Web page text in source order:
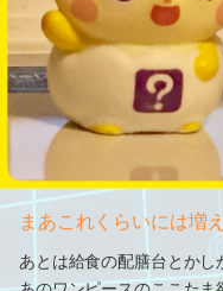
まあこれくらいには増
あとは給食の配膳台とか